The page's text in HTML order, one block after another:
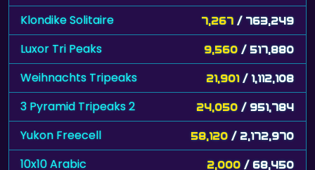
Klondike Solitaire 7,267 / 763,249
Luxor Tri Peaks 9,560 / 517,880
Weihnachts Tripeaks 21,901 / 1,112,108
3 Pyramid Tripeaks 2 24,050 / 951,784
Yukon Freecell 58,120 / 2,172,970
10x10 Arabic 2,000 / 68,450